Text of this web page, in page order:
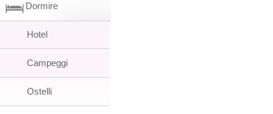
Dormire
Hotel
Campeggi
Ostelli